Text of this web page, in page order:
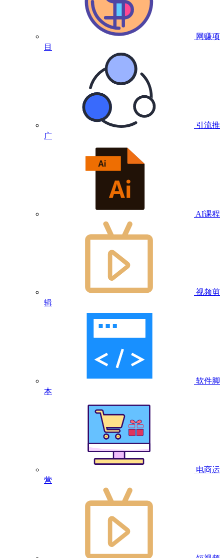
网赚项
目
引流推
广
AI课程
视频剪
辑
软件脚
本
电商运
营